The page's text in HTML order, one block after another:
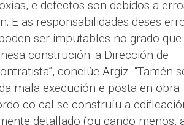
e defectos son debidos a
E as responsabilidades deses
ser imputables no grado que
construción: a Dirección de
conclúe Argiz. “Tamén
mala execución e posta en obra
co cal se construíu a
detallado (ou cando menos,